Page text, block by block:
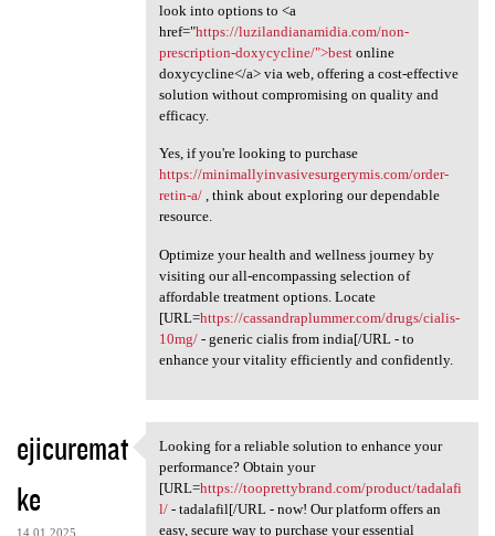
look into options to <a
href="https://luzilandianamidia.com/non-
prescription-doxycycline/">bestonline
doxycycline</a> via web, offering a cost-effective
solution without compromising on quality and
efficacy.
Yes, if you're looking to purchase
https://minimallyinvasivesurgerymis.com/order-
retin-a/, think about exploring our dependable
resource.
Optimize your health and wellness journey by
visiting our all-encompassing selection of
affordable treatment options. Locate
[URL=https://cassandraplummer.com/drugs/cialis-
10mg/- generic cialis from india[/URL - to
enhance your vitality efficiently and confidently.
ejicuremat
ke
14.01.2025
Looking for a reliable
Looking for a reliable solution to enhance your
performance? Obtain your
[URL=https://tooprettybrand.com/product/tadalafi
l/- tadalafil[/URL - now! Our platform offers an
easy, secure way to purchase your essential